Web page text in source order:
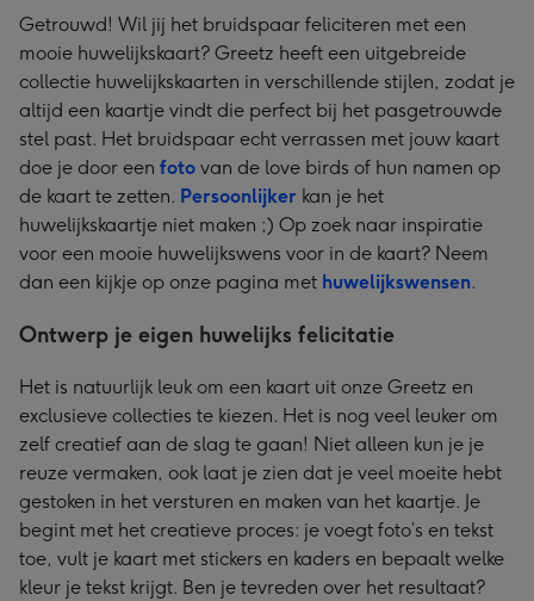
Getrouwd! Wil jij het bruidspaar feliciteren met een
mooie huwelijkskaart? Greetz heeft een uitgebreide
collectie huwelijkskaarten in verschillende stijlen, zodat je
altijd een kaartje vindt die perfect bij het pasgetrouwde
stel past. Het bruidspaar echt verrassen met jouw kaart
doe je door een foto van de love birds of hun namen op
de kaart te zetten. Persoonlijker kan je het
huwelijkskaartje niet maken ;) Op zoek naar inspiratie
voor een mooie huwelijkswens voor in de kaart? Neem
dan een kijkje op onze pagina met huwelijkswensen.
Ontwerp je eigen huwelijks felicitatie
Het is natuurlijk leuk om een kaart uit onze Greetz en
exclusieve collecties te kiezen. Het is nog veel leuker om
zelf creatief aan de slag te gaan! Niet alleen kun je je
reuze vermaken, ook laat je zien dat je veel moeite hebt
gestoken in het versturen en maken van het kaartje. Je
begint met het creatieve proces: je voegt foto’s en tekst
toe, vult je kaart met stickers en kaders en bepaalt welke
kleur je tekst krijgt. Ben je tevreden over het resultaat?